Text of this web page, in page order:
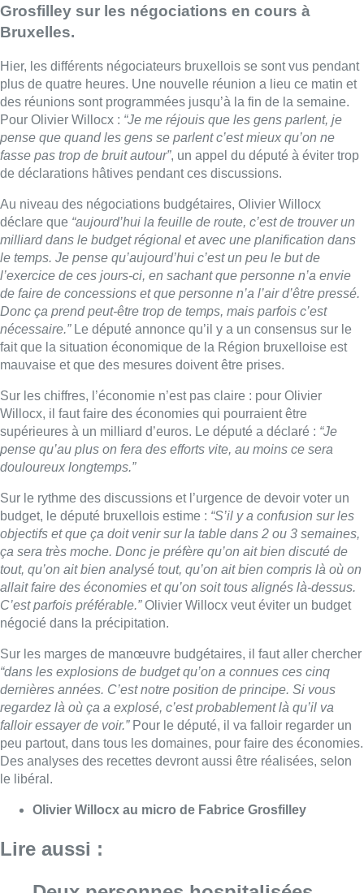
déclare que
“aujourd’hui la feuille de route, c’est de trouver un
milliard dans le budget régional et avec une planification dans
le temps. Je pense qu’aujourd’hui c’est un peu le but de
l’exercice de ces jours-ci, en sachant que personne n’a envie
de faire de concessions et que personne n’a l’air d’être pressé.
Donc ça prend peut-être trop de temps, mais parfois c’est
nécessaire.”Le député annonce qu’il y a un consensus sur le
fait que la situation économique de la Région bruxelloise est
mauvaise et que des mesures doivent être prises.
Sur les chiffres, l’économie n’est pas claire : pour Olivier
Willocx, il faut faire des économies qui pourraient être
supérieures à un milliard d’euros. Le député a déclaré : “Je
pense qu’au plus on fera des efforts vite, au moins ce sera
douloureux longtemps.”
Sur le rythme des discussions et l’urgence de devoir voter un
budget, le député bruxellois estime :“S’il y a confusion sur les
objectifs et que ça doit venir sur la table dans 2 ou 3 semaines,
ça sera très moche. Donc je préfère qu’on ait bien discuté de
tout, qu’on ait bien analysé tout, qu’on ait bien compris là où on
allait faire des économies et qu’on soit tous alignés là-dessus.
C’est parfois préférable.”
négocié dans la précipitation.
Sur les marges de manœuvre budgétaires, il faut aller chercher
“dans les explosions de budget qu’on a connues ces cinq
dernières années. C’est notre position de principe. Si vous
falloir essayer de voir.”Pour le député, il va falloir regarder un
peu partout, dans tous les domaines, pour faire des économies.
Des analyses des recettes devront aussi être réalisées, selon
le libéral.
Olivier Willocx au micro de Fabrice Grosfilley
Lire aussi :
Deux personnes hospitalisées
après un incendie à Schaerbeek